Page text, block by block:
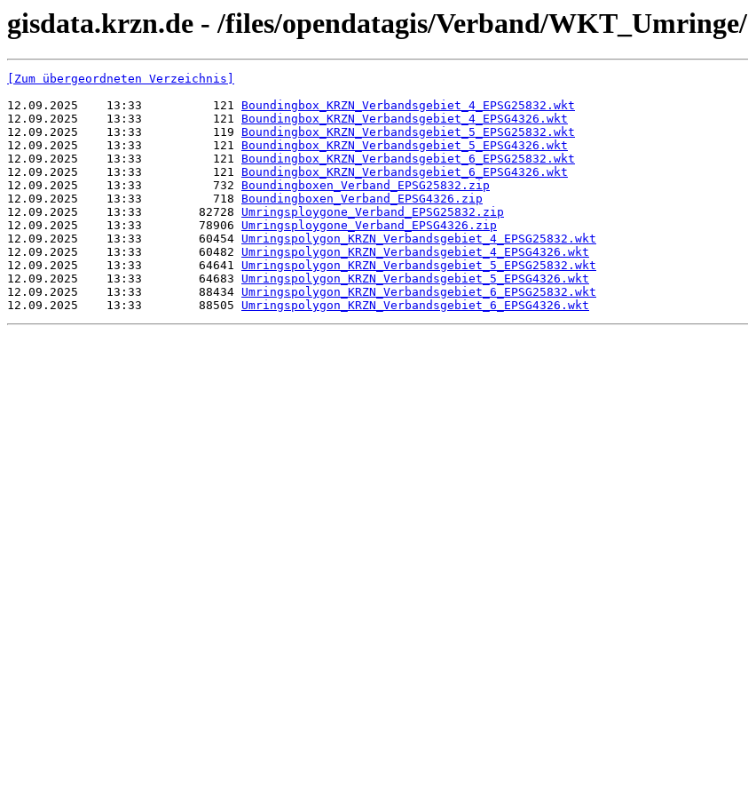
gisdata.krzn.de - /files/opendatagis/Verband/WKT_Umringe/
[Zum übergeordneten Verzeichnis]
12.09.2025    13:33          121 Boundingbox_KRZN_Verbandsgebiet_4_EPSG25832.wkt
12.09.2025    13:33          121 Boundingbox_KRZN_Verbandsgebiet_4_EPSG4326.wkt
12.09.2025    13:33          119 Boundingbox_KRZN_Verbandsgebiet_5_EPSG25832.wkt
12.09.2025    13:33          121 Boundingbox_KRZN_Verbandsgebiet_5_EPSG4326.wkt
12.09.2025    13:33          121 Boundingbox_KRZN_Verbandsgebiet_6_EPSG25832.wkt
12.09.2025    13:33          121 Boundingbox_KRZN_Verbandsgebiet_6_EPSG4326.wkt
12.09.2025    13:33          732 Boundingboxen_Verband_EPSG25832.zip
12.09.2025    13:33          718 Boundingboxen_Verband_EPSG4326.zip
12.09.2025    13:33        82728 Umringsploygone_Verband_EPSG25832.zip
12.09.2025    13:33        78906 Umringsploygone_Verband_EPSG4326.zip
12.09.2025    13:33        60454 Umringspolygon_KRZN_Verbandsgebiet_4_EPSG25832.wkt
12.09.2025    13:33        60482 Umringspolygon_KRZN_Verbandsgebiet_4_EPSG4326.wkt
12.09.2025    13:33        64641 Umringspolygon_KRZN_Verbandsgebiet_5_EPSG25832.wkt
12.09.2025    13:33        64683 Umringspolygon_KRZN_Verbandsgebiet_5_EPSG4326.wkt
12.09.2025    13:33        88434 Umringspolygon_KRZN_Verbandsgebiet_6_EPSG25832.wkt
12.09.2025    13:33        88505 Umringspolygon_KRZN_Verbandsgebiet_6_EPSG4326.wkt